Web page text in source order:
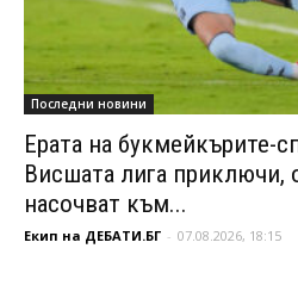
Последни новини
Ерата на букмейкърите-
Висшата лига приключи,
насочват към...
Екип на ДЕБАТИ.БГ - 07.08.2026, 18:15